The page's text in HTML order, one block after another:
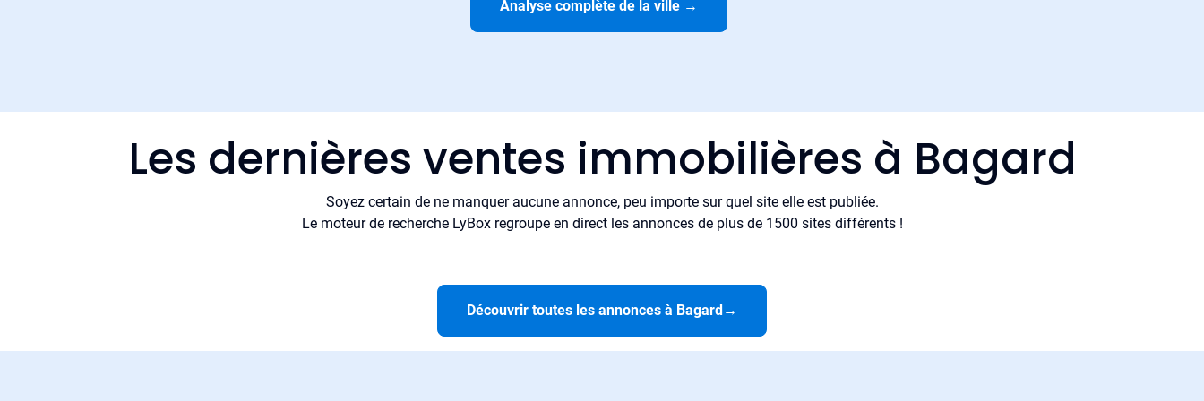
Analyse complète de la ville →
Les dernières ventes immobilières à Bagard
Soyez certain de ne manquer aucune annonce, peu importe sur quel site elle est publiée.
Le moteur de recherche LyBox regroupe en direct les annonces de plus de 1500 sites différents !
Découvrir toutes les annonces à Bagard→